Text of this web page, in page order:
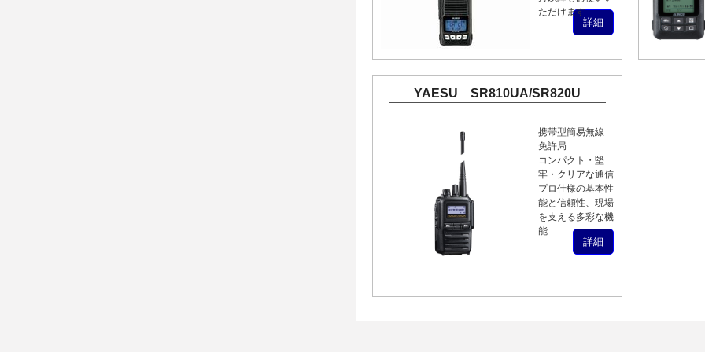
ただけます
詳細
YAESU SR810UA/SR820U
携帯型簡易無線
免許局
コンパクト・堅
牢・クリアな通信
プロ仕様の基本性
能と信頼性、現場
を支える多彩な機
能
詳細